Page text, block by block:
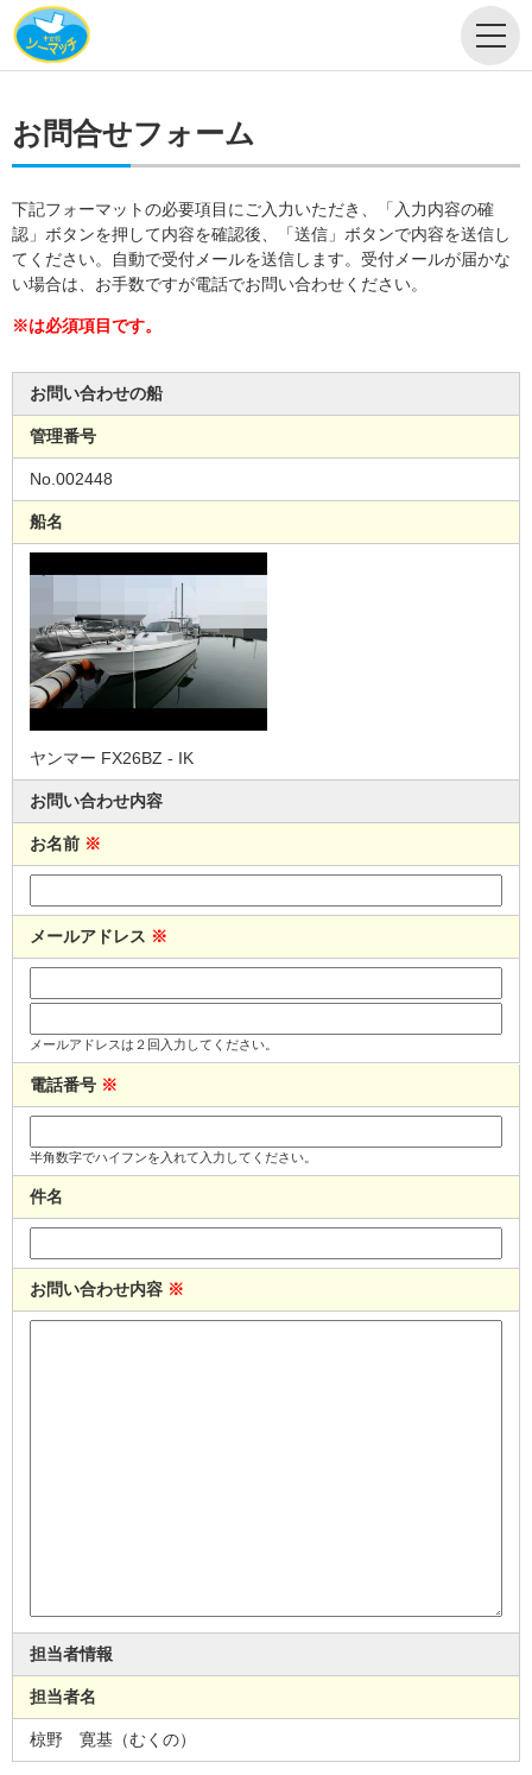
お問合せフォーム
下記フォーマットの必要項目にご入力いただき、「入力内容の確
認」ボタンを押して内容を確認後、「送信」ボタンで内容を送信し
てください。自動で受付メールを送信します。受付メールが届かな
い場合は、お手数ですが電話でお問い合わせください。
※は必須項目です。
お問い合わせの船
管理番号
No.002448
船名
ヤンマー FX26BZ - IK
お問い合わせ内容
お名前 ※
メールアドレス ※
メールアドレスは２回入力してください。
電話番号 ※
半角数字でハイフンを入れて入力してください。
件名
お問い合わせ内容 ※
担当者情報
担当者名
椋野 寛基（むくの）